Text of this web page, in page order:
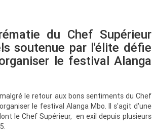
du Chef Supérieur
soutenue par l'élite défie
le festival Alanga
le retour aux bons sentiments du Chef
le festival Alanga Mbo. Il s'agit d'une
le Chef Supérieur, en exil depuis plusieurs
pratique. Dschang du 17 au 27
2022